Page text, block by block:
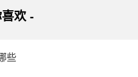
广州火车站。坐地铁连转
欢 -
些